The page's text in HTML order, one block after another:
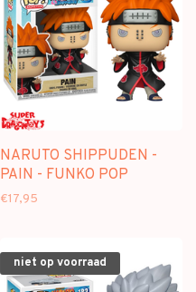
NARUTO SHIPPUDEN -
PAIN - FUNKO POP
€17,95
niet op voorraad